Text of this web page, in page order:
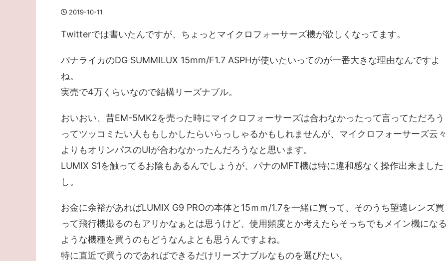
2019-10-11
Twitterでは書いたんですが、ちょっとマイクロフォーサーズ機が欲しくなってます。
パナライカのDG SUMMILUX 15mm/F1.7 ASPHが使いたいってのが一番大きな理由なんですよ
ね。
実売で4万くらいなので結構リーズナブル。
おいおい、昔EM-5MK2を売った時にマイクロフォーサーズは合わなかったって言ってただろう
ってツッコミたい人ももしかしたらいらっしゃるかもしれませんが、マイクロフォーサーズ云々
よりもオリンパスのUIが合わなかったんだろうなと思います。
LUMIX S1を触ってるお陰もあるんでしょうが、パナのMFT機は特に違和感なく操作出来ました
し。
お金に余裕があればLUMIX G9 PROの本体と15ｍｍ/1.7を一緒に買って、そのうち望遠レンズ買
って飛行機撮るのもアリかなぁとは思うけど、使用頻度とか考えたらそっちでもメイン機になる
ような機種を買うのもどうなんよとも思うんですよね。
特に直近で買うのであればできるだけリーズナブルなものを選びたい。